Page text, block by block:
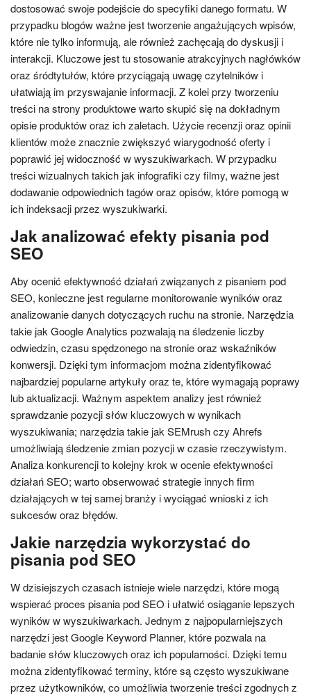
dostosować swoje podejście do specyfiki danego formatu. W
przypadku blogów ważne jest tworzenie angażujących wpisów,
które nie tylko informują, ale również zachęcają do dyskusji i
interakcji. Kluczowe jest tu stosowanie atrakcyjnych nagłówków
oraz śródtytułów, które przyciągają uwagę czytelników i
ułatwiają im przyswajanie informacji. Z kolei przy tworzeniu
treści na strony produktowe warto skupić się na dokładnym
opisie produktów oraz ich zaletach. Użycie recenzji oraz opinii
klientów może znacznie zwiększyć wiarygodność oferty i
poprawić jej widoczność w wyszukiwarkach. W przypadku
treści wizualnych takich jak infografiki czy filmy, ważne jest
dodawanie odpowiednich tagów oraz opisów, które pomogą w
ich indeksacji przez wyszukiwarki.
Jak analizować efekty pisania pod
SEO
Aby ocenić efektywność działań związanych z pisaniem pod
SEO, konieczne jest regularne monitorowanie wyników oraz
analizowanie danych dotyczących ruchu na stronie. Narzędzia
takie jak Google Analytics pozwalają na śledzenie liczby
odwiedzin, czasu spędzonego na stronie oraz wskaźników
konwersji. Dzięki tym informacjom można zidentyfikować
najbardziej popularne artykuły oraz te, które wymagają poprawy
lub aktualizacji. Ważnym aspektem analizy jest również
sprawdzanie pozycji słów kluczowych w wynikach
wyszukiwania; narzędzia takie jak SEMrush czy Ahrefs
umożliwiają śledzenie zmian pozycji w czasie rzeczywistym.
Analiza konkurencji to kolejny krok w ocenie efektywności
działań SEO; warto obserwować strategie innych firm
działających w tej samej branży i wyciągać wnioski z ich
sukcesów oraz błędów.
Jakie narzędzia wykorzystać do
pisania pod SEO
W dzisiejszych czasach istnieje wiele narzędzi, które mogą
wspierać proces pisania pod SEO i ułatwić osiąganie lepszych
wyników w wyszukiwarkach. Jednym z najpopularniejszych
narzędzi jest Google Keyword Planner, które pozwala na
badanie słów kluczowych oraz ich popularności. Dzięki temu
można zidentyfikować terminy, które są często wyszukiwane
przez użytkowników, co umożliwia tworzenie treści zgodnych z